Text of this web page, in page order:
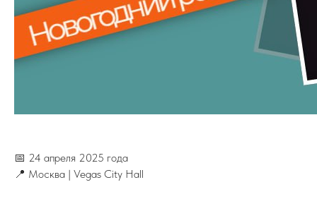
📅 24 апреля 2025 года
📍 Москва | Vegas City Hall